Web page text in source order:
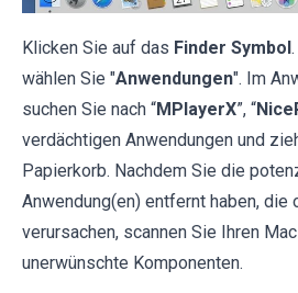
Klicken Sie auf das Finder Symbol
wählen Sie "Anwendungen". Im
suchen Sie nach “MPlayerX”, “
verdächtigen Anwendungen und
Papierkorb. Nachdem Sie die
Anwendung(en) entfernt haben, die
verursachen, scannen Sie Ihren
unerwünschte Komponenten.